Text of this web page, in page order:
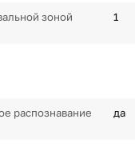
зоной
1
распознавание
да